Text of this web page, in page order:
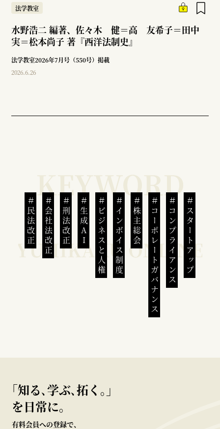
法学教室
水野浩二 編著、佐々木 健＝高 友希子＝田中
実＝松本尚子 著『西洋法制史』
法学教室2026年7月号（550号）掲載
2026.6.26
民法改正 会社法改正 刑法改正 生成AI ビジネスと人権インボイス制度 株主総会 コーポレートガバナンスコンプライアンススタートアップ
｢知る､学ぶ､拓く｡｣
を日常に。
有料会員への登録で、